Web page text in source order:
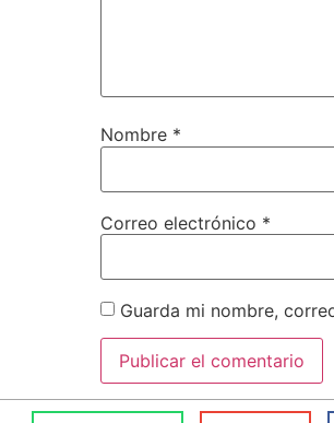
Nombre *
Correo electrónico *
Guarda mi nombre,